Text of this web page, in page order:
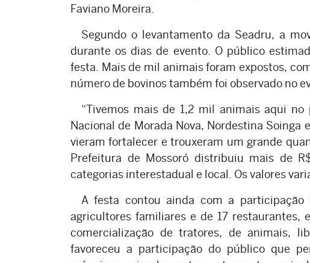
Faviano Moreira.
Segundo o levantamento da Seadru, a
durante os dias de evento. O público
festa. Mais de mil animais foram expostos,
número de bovinos também foi observado no
“Tivemos mais de 1,2 mil animais aqui
Nacional de Morada Nova, Nordestina Soinga
vieram fortalecer e trouxeram um grande
Prefeitura de Mossoró distribuiu mais de
categorias interestadual e local. Os valores
A festa contou ainda com a
agricultores familiares e de 17 restaurantes,
comercialização de tratores, de animais,
favoreceu a participação do público que